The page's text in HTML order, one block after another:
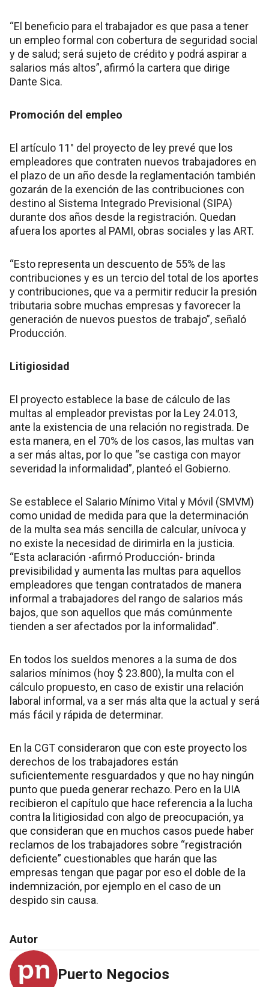
“El beneficio para el trabajador es que pasa a tener
un empleo formal con cobertura de seguridad social
y de salud; será sujeto de crédito y podrá aspirar a
salarios más altos”, afirmó la cartera que dirige
Dante Sica.
Promoción del empleo
El artículo 11° del proyecto de ley prevé que los
empleadores que contraten nuevos trabajadores en
el plazo de un año desde la reglamentación también
gozarán de la exención de las contribuciones con
destino al Sistema Integrado Previsional (SIPA)
durante dos años desde la registración. Quedan
afuera los aportes al PAMI, obras sociales y las ART.
“Esto representa un descuento de 55% de las
contribuciones y es un tercio del total de los aportes
y contribuciones, que va a permitir reducir la presión
tributaria sobre muchas empresas y favorecer la
generación de nuevos puestos de trabajo”, señaló
Producción.
Litigiosidad
El proyecto establece la base de cálculo de las
multas al empleador previstas por la Ley 24.013,
ante la existencia de una relación no registrada. De
esta manera, en el 70% de los casos, las multas van
a ser más altas, por lo que “se castiga con mayor
severidad la informalidad”, planteó el Gobierno.
Se establece el Salario Mínimo Vital y Móvil (SMVM)
como unidad de medida para que la determinación
de la multa sea más sencilla de calcular, unívoca y
no existe la necesidad de dirimirla en la justicia.
“Esta aclaración -afirmó Producción- brinda
previsibilidad y aumenta las multas para aquellos
empleadores que tengan contratados de manera
informal a trabajadores del rango de salarios más
bajos, que son aquellos que más comúnmente
tienden a ser afectados por la informalidad”.
En todos los sueldos menores a la suma de dos
salarios mínimos (hoy $ 23.800), la multa con el
cálculo propuesto, en caso de existir una relación
laboral informal, va a ser más alta que la actual y será
más fácil y rápida de determinar.
En la CGT consideraron que con este proyecto los
derechos de los trabajadores están
suficientemente resguardados y que no hay ningún
punto que pueda generar rechazo. Pero en la UIA
recibieron el capítulo que hace referencia a la lucha
contra la litigiosidad con algo de preocupación, ya
que consideran que en muchos casos puede haber
reclamos de los trabajadores sobre “registración
deficiente” cuestionables que harán que las
empresas tengan que pagar por eso el doble de la
indemnización, por ejemplo en el caso de un
despido sin causa.
Autor
Puerto Negocios